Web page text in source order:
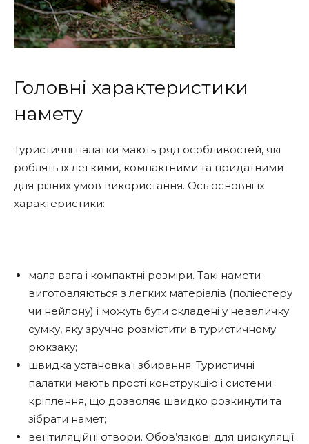
Головні характеристики
намету
Туристичні палатки мають ряд особливостей, які
роблять їх легкими, компактними та придатними
для різних умов використання. Ось основні їх
характеристики:
мала вага і компактні розміри. Такі намети
виготовляються з легких матеріалів (поліестеру
чи нейлону) і можуть бути складені у невеличку
сумку, яку зручно розмістити в туристичному
рюкзаку;
швидка установка і збирання. Туристичні
палатки мають прості конструкцію і системи
кріплення, що дозволяє швидко розкинути та
зібрати намет;
вентиляційні отвори. Обов’язкові для циркуляції